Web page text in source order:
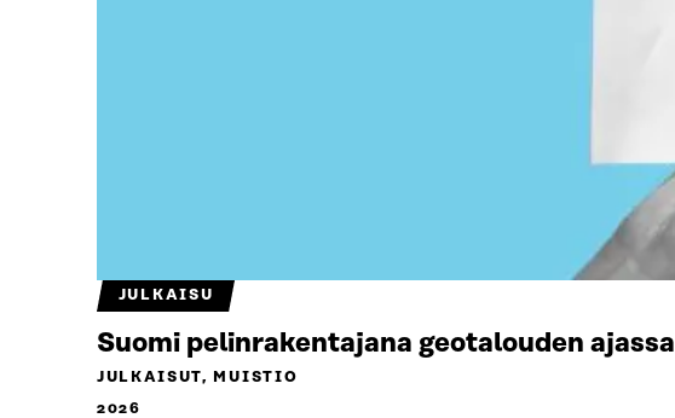
JULKAISU
Suomi pelinrakentajana geotalouden ajassa
JULKAISUT, MUISTIO
2026